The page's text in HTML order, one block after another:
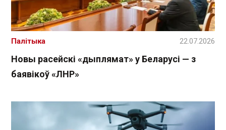
Новы расейскі «дыплямат» у Беларусі — з
баявікоў «ЛНР»
Палітыка 22.07.2026